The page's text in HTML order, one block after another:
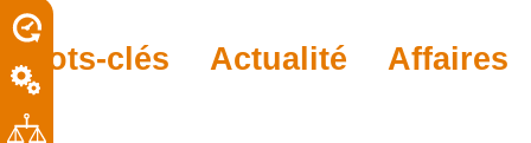
la
navigation
Mots-clés Actualité Affaires